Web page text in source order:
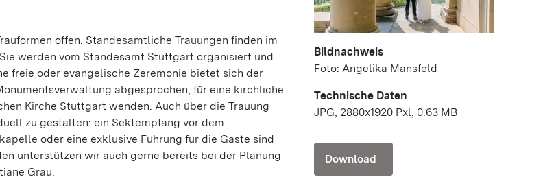
offen. Standesamtliche Trauungen finden im
werden vom Standesamt Stuttgart organisiert und
freie oder evangelische Zeremonie bietet sich der
abgesprochen, für eine kirchliche
Kirche Stuttgart wenden. Auch über die Trauung
zu gestalten: ein Sektempfang vor dem
oder eine exklusive Führung für die Gäste sind
unterstützen wir auch gerne bereits bei der Planung
Grau.
Bildnachweis
Foto: Angelika Mansfeld
Technische Daten
JPG, 2880x1920 Pxl, 0.63 MB
Download